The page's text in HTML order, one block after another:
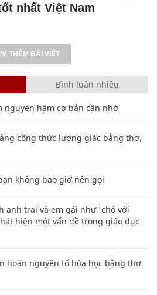
nhất Việt Nam
THÊM BÀI VIẾT
Bình luận nhiều
nguyên hàm cơ bản cần nhớ
công thức lượng giác bằng thơ,
không bao giờ nên gọi
anh trai và em gái như 'chó với
hiện một vấn đề trong giáo dục
hoàn nguyên tố hóa học bằng thơ,